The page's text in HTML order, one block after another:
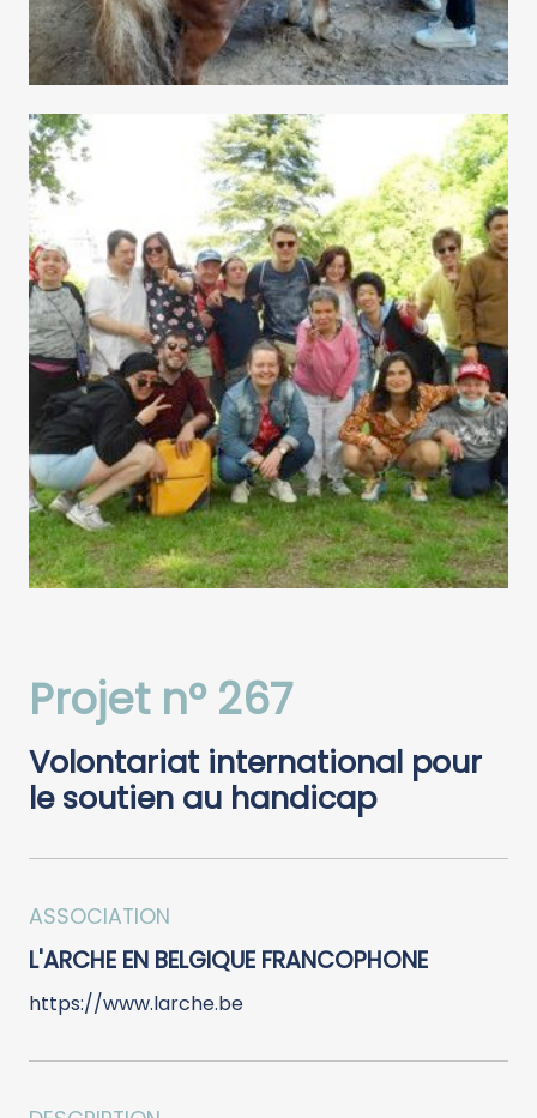
Projet n° 267
Volontariat international pour
le soutien au handicap
ASSOCIATION
L'ARCHE EN BELGIQUE FRANCOPHONE
https://www.larche.be